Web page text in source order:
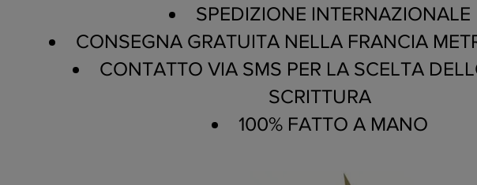
SPEDIZIONE INTERNAZIONALE
CONSEGNA GRATUITA NELLA FRANCIA
CONTATTO VIA SMS PER LA SCELTA
SCRITTURA
100% FATTO A MANO